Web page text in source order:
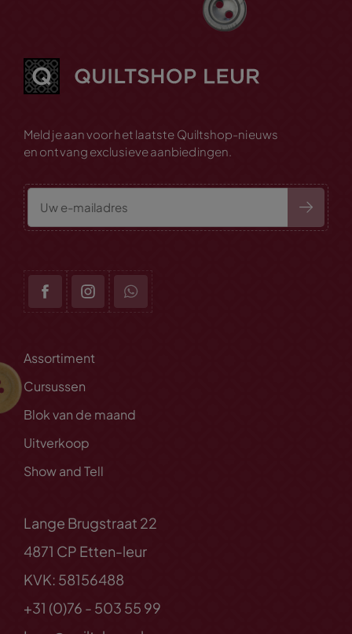
Meld je aan voor het laatste Quiltshop-nieuws
en ontvang exclusieve aanbiedingen.
Assortiment
Cursussen
Blok van de maand
Uitverkoop
Show and Tell
Lange Brugstraat 22
4871 CP Etten-leur
KVK: 58156488
+31 (0)76 - 503 55 99